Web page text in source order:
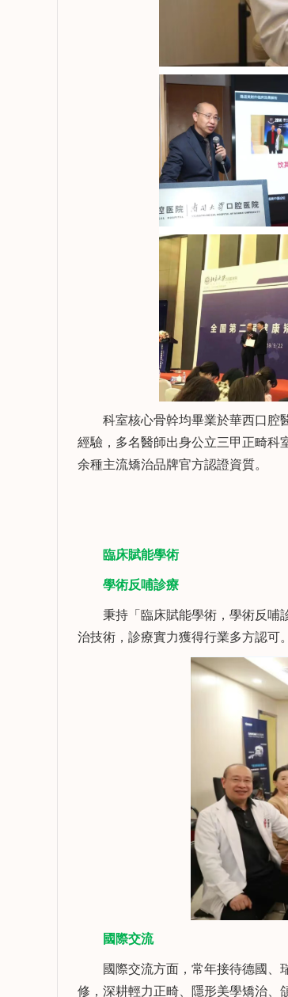
科室核心骨幹均畢業於華西口腔醫
經驗，多名醫師出身公立三甲正畸科
余種主流矯治品牌官方認證資質。
臨床賦能學術
學術反哺診療
秉持「臨床賦能學術，學術反哺診
治技術，診療實力獲得行業多方認可。
國際交流
國際交流方面，常年接待德國、瑞
修，深耕輕力正畸、隱形美學矯治、